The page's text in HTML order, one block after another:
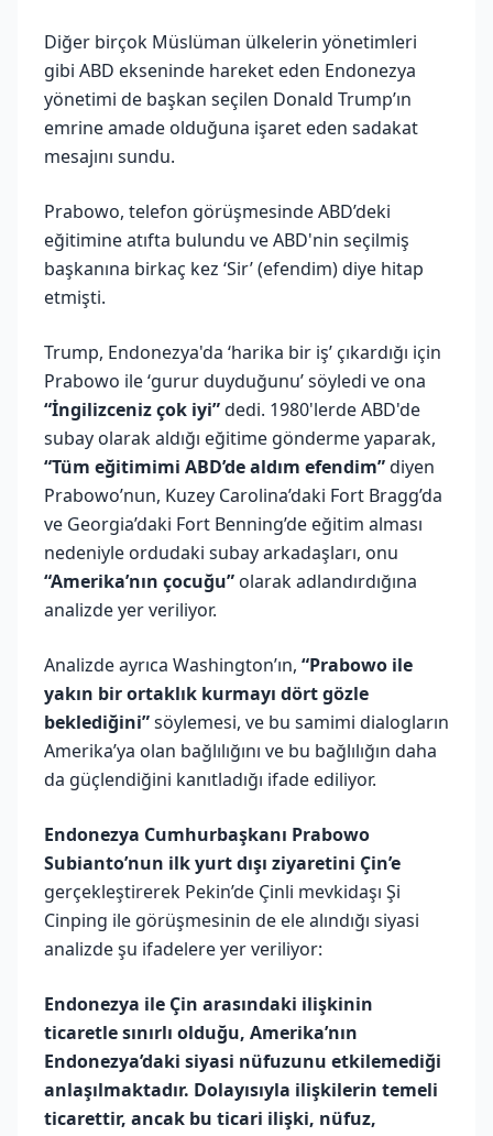
Diğer birçok Müslüman ülkelerin yönetimleri
gibi ABD ekseninde hareket eden Endonezya
yönetimi de başkan seçilen Donald Trump’ın
emrine amade olduğuna işaret eden sadakat
mesajını sundu.
Prabowo, telefon görüşmesinde ABD’deki
eğitimine atıfta bulundu ve ABD'nin seçilmiş
başkanına birkaç kez ‘Sir’ (efendim) diye hitap
etmişti.
Trump, Endonezya'da ‘harika bir iş’ çıkardığı için
Prabowo ile ‘gurur duyduğunu’ söyledi ve ona
“İngilizceniz çok iyi”dedi. 1980'lerde ABD'de
subay olarak aldığı eğitime gönderme yaparak,
“Tüm eğitimimi ABD’de aldım efendim”diyen
Prabowo’nun, Kuzey Carolina’daki Fort Bragg’da
ve Georgia’daki Fort Benning’de eğitim alması
nedeniyle ordudaki subay arkadaşları, onu
“Amerika’nın çocuğu” olarak adlandırdığına
analizde yer veriliyor.
Analizde ayrıca Washington’ın, “Prabowo ile
yakın bir ortaklık kurmayı dört gözle
beklediğini”söylemesi, ve bu samimi dialogların
Amerika’ya olan bağlılığını ve bu bağlılığın daha
da güçlendiğini kanıtladığı ifade ediliyor.
Endonezya Cumhurbaşkanı Prabowo
Subianto’nun ilk yurt dışı ziyaretini Çin’e
gerçekleştirerek Pekin’de Çinli mevkidaşı Şi
Cinping ile görüşmesinin de ele alındığı siyasi
analizde şu ifadelere yer veriliyor:
Endonezya ile Çin arasındaki ilişkinin
ticaretle sınırlı olduğu, Amerika’nın
Endonezya’daki siyasi nüfuzunu etkilemediği
anlaşılmaktadır. Dolayısıyla ilişkilerin temeli
ticarettir, ancak bu ticari ilişki, nüfuz,